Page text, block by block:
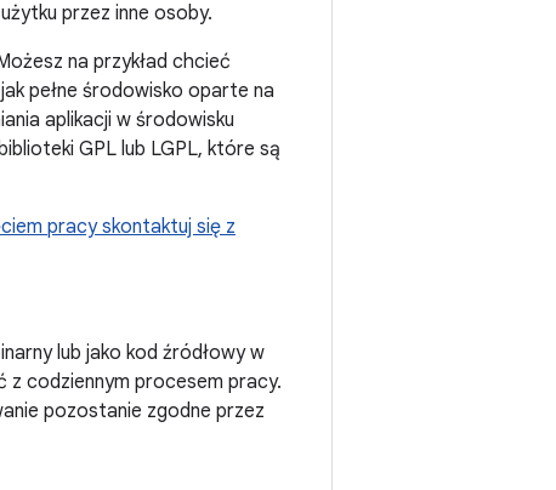
przez inne osoby.
na przykład chcieć
pełne środowisko oparte na
aplikacji w środowisku
GPL lub LGPL, które są
pracy skontaktuj się z
lub jako kod źródłowy w
codziennym procesem pracy.
pozostanie zgodne przez